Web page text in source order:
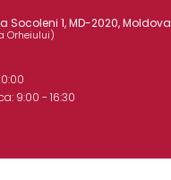
Socoleni 1, MD-2020, Moldova
Orheiului)
9:00 - 16:30